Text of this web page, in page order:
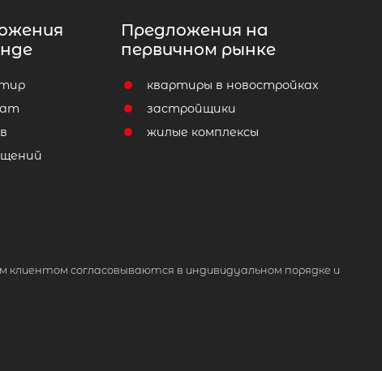
Предложения на
первичном рынке
квартиры в новостройках
застройщики
жилые комплексы
согласовываются в индивидуальном порядке и